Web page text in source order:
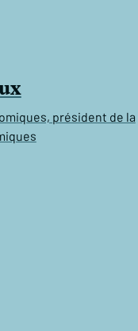
président de la